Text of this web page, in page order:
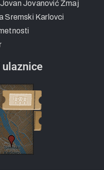
do 20. veka
galerije
Jovanović Zmaj
Sremski Karlovci
ulaznice